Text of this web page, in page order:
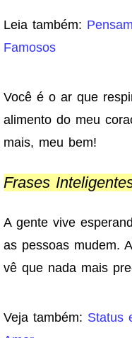
Leia também:
Famosos
Você é o ar que
alimento do meu
mais, meu bem!
Frases
A gente vive
as pessoas mudem.
vê que nada mais
Veja também: Status